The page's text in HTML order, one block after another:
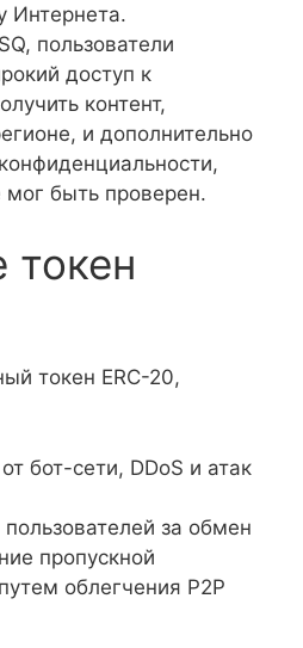
Интернета.
пользователи
доступ к
контент,
и дополнительно
быть проверен.
токен
токен ERC-20,
бот-сети, DDoS и атак
за обмен
пропускной
облегчения P2P